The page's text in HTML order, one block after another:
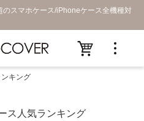
スマホケース/iPhoneケース全機種対
キング
ス人気ランキング